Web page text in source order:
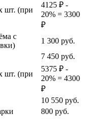
шт. (при
4125 ₽ -
20% = 3300
₽
с
1 300 руб.
7 450 руб.
шт. (при
5375 ₽ -
20% = 4300
₽
10 550 руб.
800 руб.